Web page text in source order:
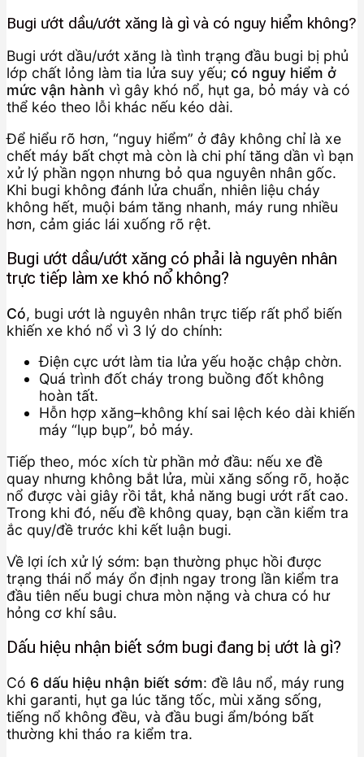
Bugi ướt dầu/ướt xăng là gì và có nguy hiểm không?
Bugi ướt dầu/ướt xăng là tình trạng đầu bugi bị phủ
lớp chất lỏng làm tia lửa suy yếu; có nguy hiểm ở
mức vận hành vì gây khó nổ, hụt ga, bỏ máy và có
thể kéo theo lỗi khác nếu kéo dài.
Để hiểu rõ hơn, “nguy hiểm” ở đây không chỉ là xe
chết máy bất chợt mà còn là chi phí tăng dần vì bạn
xử lý phần ngọn nhưng bỏ qua nguyên nhân gốc.
Khi bugi không đánh lửa chuẩn, nhiên liệu cháy
không hết, muội bám tăng nhanh, máy rung nhiều
hơn, cảm giác lái xuống rõ rệt.
Bugi ướt dầu/ướt xăng có phải là nguyên nhân
trực tiếp làm xe khó nổ không?
Có, bugi ướt là nguyên nhân trực tiếp rất phổ biến
khiến xe khó nổ vì 3 lý do chính:
Điện cực ướt làm tia lửa yếu hoặc chập chờn.
Quá trình đốt cháy trong buồng đốt không
hoàn tất.
Hỗn hợp xăng–không khí sai lệch kéo dài khiến
máy “lụp bụp”, bỏ máy.
Tiếp theo, móc xích từ phần mở đầu: nếu xe đề
quay nhưng không bắt lửa, mùi xăng sống rõ, hoặc
nổ được vài giây rồi tắt, khả năng bugi ướt rất cao.
Trong khi đó, nếu đề không quay, bạn cần kiểm tra
ắc quy/đề trước khi kết luận bugi.
Về lợi ích xử lý sớm: bạn thường phục hồi được
trạng thái nổ máy ổn định ngay trong lần kiểm tra
đầu tiên nếu bugi chưa mòn nặng và chưa có hư
hỏng cơ khí sâu.
Dấu hiệu nhận biết sớm bugi đang bị ướt là gì?
Có 6 dấu hiệu nhận biết sớm: đề lâu nổ, máy rung
khi garanti, hụt ga lúc tăng tốc, mùi xăng sống,
tiếng nổ không đều, và đầu bugi ẩm/bóng bất
thường khi tháo ra kiểm tra.